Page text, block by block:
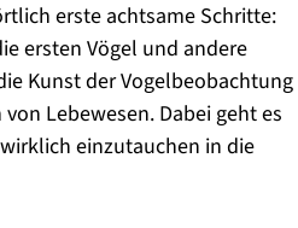
erste achtsame Schritte:
ersten Vögel und andere
Kunst der Vogelbeobachtung
Lebewesen. Dabei geht es
einzutauchen in die